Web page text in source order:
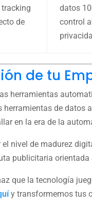
tracking
de
datos
control
de tu
herramientas
de datos
en la era de la
nivel de madurez
publicitaria orientada
que la tecnología
y transformemos tus